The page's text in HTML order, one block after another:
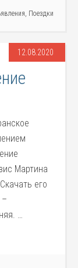
, Поездки
12.08.2020
Мартина
его
…